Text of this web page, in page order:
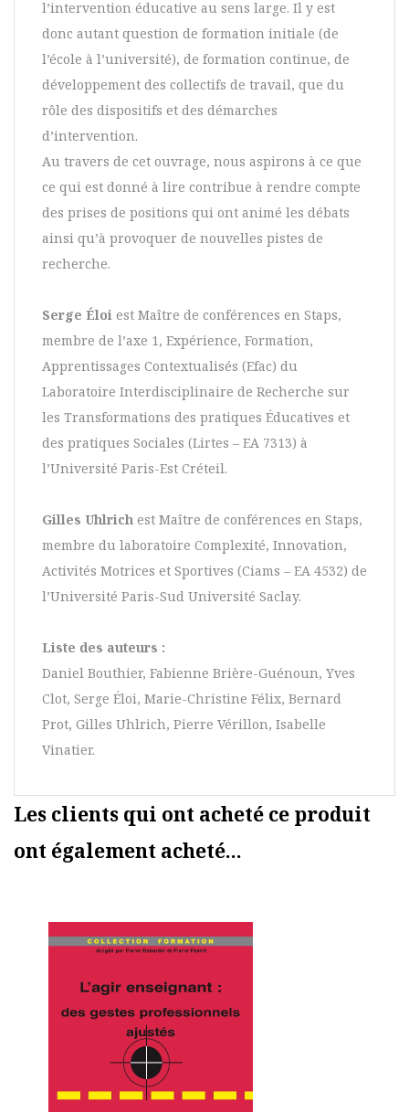
l’intervention éducative au sens large. Il y est
donc autant question de formation initiale (de
l’école à l’université), de formation continue, de
développement des collectifs de travail, que du
rôle des dispositifs et des démarches
d’intervention.
Au travers de cet ouvrage, nous aspirons à ce que
ce qui est donné à lire contribue à rendre compte
des prises de positions qui ont animé les débats
ainsi qu’à provoquer de nouvelles pistes de
recherche.
Serge Éloi est Maître de conférences en Staps,
membre de l’axe 1, Expérience, Formation,
Apprentissages Contextualisés (Efac) du
Laboratoire Interdisciplinaire de Recherche sur
les Transformations des pratiques Éducatives et
des pratiques Sociales (Lirtes – EA 7313) à
l’Université Paris-Est Créteil.
Gilles Uhlrich est Maître de conférences en Staps,
membre du laboratoire Complexité, Innovation,
Activités Motrices et Sportives (Ciams – EA 4532) de
l’Université Paris-Sud Université Saclay.
Liste des auteurs :
Daniel Bouthier, Fabienne Brière-Guénoun, Yves
Clot, Serge Éloi, Marie-Christine Félix, Bernard
Prot, Gilles Uhlrich, Pierre Vérillon, Isabelle
Vinatier.
Les clients qui ont acheté ce produit
ont également acheté...